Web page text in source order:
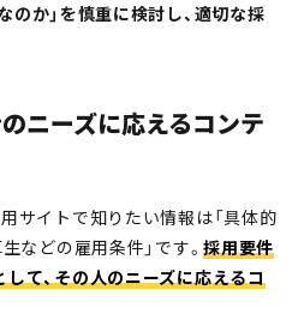
のか」を慎重に検討し、 適切な採
ニーズに応えるコンテ
サイトで知りたい情報は「具体的
などの雇用条件」です。採用要件
て、その人のニーズに応えるコ